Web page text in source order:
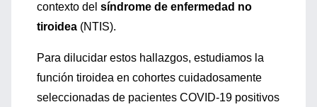
contexto del síndrome de enfermedad no
tiroidea (NTIS).
Para dilucidar estos hallazgos, estudiamos la
función tiroidea en cohortes cuidadosamente
seleccionadas de pacientes COVID-19 positivos